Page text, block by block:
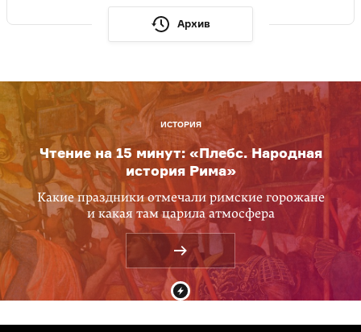
Архив
ИСТОРИЯ
Чтение на 15 минут: «Плебс. Народная
история Рима»
Какие праздники отмечали римские горожане
и какая там царила атмосфера